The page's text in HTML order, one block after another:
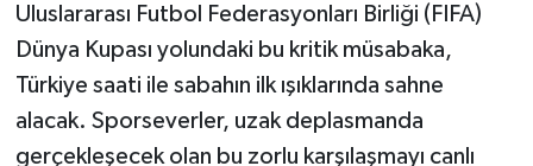
Uluslararası Futbol Federasyonları Birliği (FIFA)
Dünya Kupası yolundaki bu kritik müsabaka,
Türkiye saati ile sabahın ilk ışıklarında sahne
alacak. Sporseverler, uzak deplasmanda
gerçekleşecek olan bu zorlu karşılaşmayı canlı